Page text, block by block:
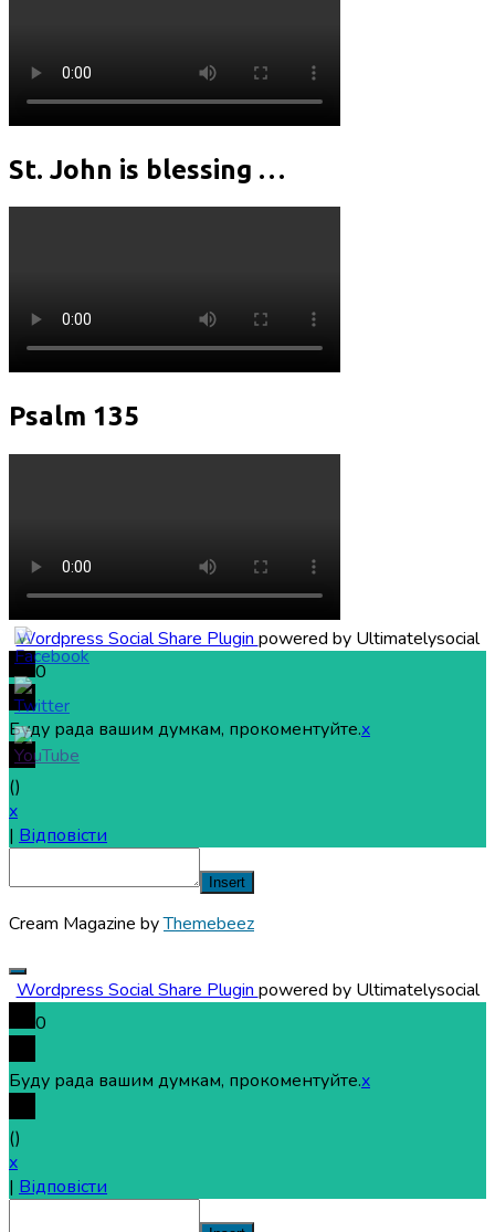
St. John is blessing …
Psalm 135
Wordpress Social Share Plugin powered by Ultimatelysocial
0
Буду рада вашим думкам, прокоментуйте.x
()
x
| Відповісти
Insert
Cream Magazine byThemebeez
Wordpress Social Share Plugin powered by Ultimatelysocial
0
Буду рада вашим думкам, прокоментуйте.x
()
x
| Відповісти